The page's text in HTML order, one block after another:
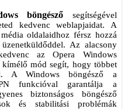
böngésző segítségével
kedvenc weblapjaidat. A
oldalaidhoz férsz hozzá
Az alacsony
az Opera Windows
mód segít, hogy többet
A Windows böngésző a
funkcióval garantálja a
biztonságos böngésző
és stabilitási problémák